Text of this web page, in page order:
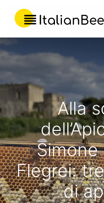
Alla
Simone
Flegrei:
di